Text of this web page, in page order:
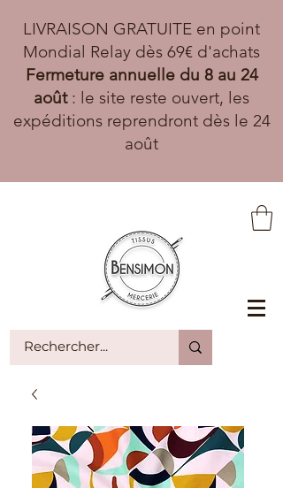
LIVRAISON GRATUITE en point
Mondial Relay dès 69€ d'achats
Fermeture annuelle du 8 au 24
août: le site reste ouvert, les
expéditions reprendront dès le 24
août